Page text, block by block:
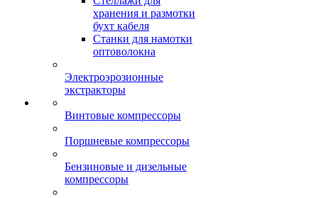
хранения и размотки
бухт кабеля
Станки для намотки
оптоволокна
Электроэрозионные
экстракторы
Винтовые компрессоры
Поршневые компрессоры
Бензиновые и дизельные
компрессоры